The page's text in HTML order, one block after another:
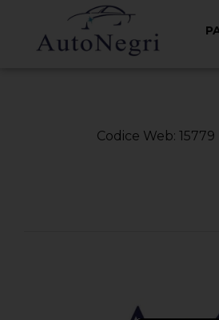
< Torna Indietro
Codice Web: 15779